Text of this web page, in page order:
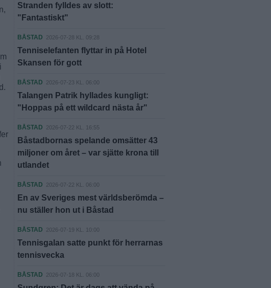
Stranden fylldes av slott:
"Fantastiskt"
BÅSTAD 2026-07-28 KL. 09:28
Tenniselefanten flyttar in på Hotel
Skansen för gott
BÅSTAD 2026-07-23 KL. 06:00
Talangen Patrik hyllades kungligt:
"Hoppas på ett wildcard nästa år"
BÅSTAD 2026-07-22 KL. 16:55
Båstadbornas spelande omsätter 43
miljoner om året – var sjätte krona till
utlandet
BÅSTAD 2026-07-22 KL. 06:00
En av Sveriges mest världsberömda –
nu ställer hon ut i Båstad
BÅSTAD 2026-07-19 KL. 10:00
Tennisgalan satte punkt för herrarnas
tennisvecka
BÅSTAD 2026-07-18 KL. 06:00